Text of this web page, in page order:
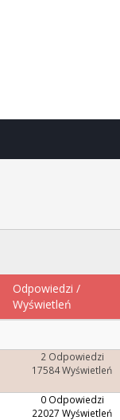
Odpowiedzi /
Wyświetleń
2 Odpowiedzi
17584 Wyświetleń
0 Odpowiedzi
22027 Wyświetleń